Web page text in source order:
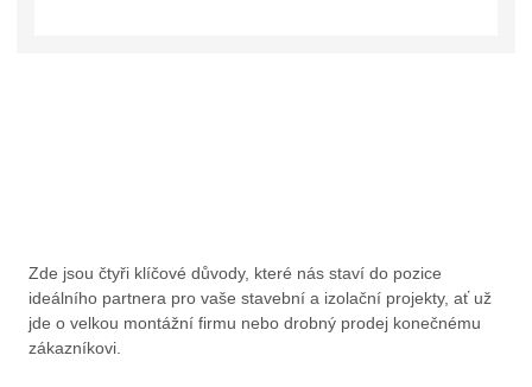
Zde jsou čtyři klíčové důvody, které nás staví do pozice
ideálního partnera pro vaše stavební a izolační projekty, ať už
jde o velkou montážní firmu nebo drobný prodej konečnému
zákazníkovi.